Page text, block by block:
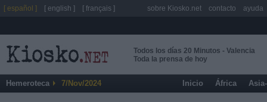
Todos los días 20 Minutos - Valencia
Toda la prensa de hoy
Hemeroteca 7/Nov/2024 Inicio África
[ español ] [ english ] [ français ] sobre Kiosko.net contacto ayuda